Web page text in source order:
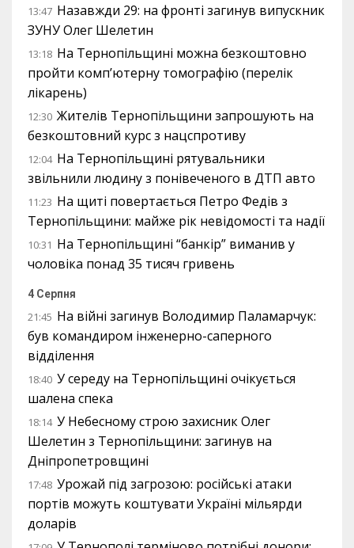
13:47 Назавжди 29: на фронті загинув випускник
ЗУНУ Олег Шелетин
13:18 На Тернопільщині можна безкоштовно
пройти комп’ютерну томографію (перелік
лікарень)
12:30 Жителів Тернопільщини запрошують на
безкоштовний курс з нацспротиву
12:04 На Тернопільщині рятувальники
звільнили людину з понівеченого в ДТП авто
11:23 На щиті повертається Петро Федів з
Тернопільщини: майже рік невідомості та надії
10:31 На Тернопільщині “банкір” виманив у
чоловіка понад 35 тисяч гривень
4 Серпня
21:45 На війні загинув Володимир Паламарчук:
був командиром інженерно-саперного
відділення
18:40 У середу на Тернопільщині очікується
шалена спека
18:14 У Небесному строю захисник Олег
Шелетин з Тернопільщини: загинув на
Дніпропетровщині
17:48 Урожай під загрозою: російські атаки
портів можуть коштувати Україні мільярди
доларів